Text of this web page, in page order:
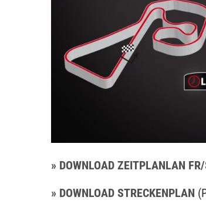
» DOWNLOAD ZEITPLANLAN
» DOWNLOAD STRECKENPLAN